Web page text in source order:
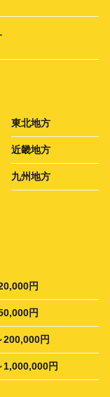
東北地方
近畿地方
九州地方
円
円
200,000円
1,000,000円